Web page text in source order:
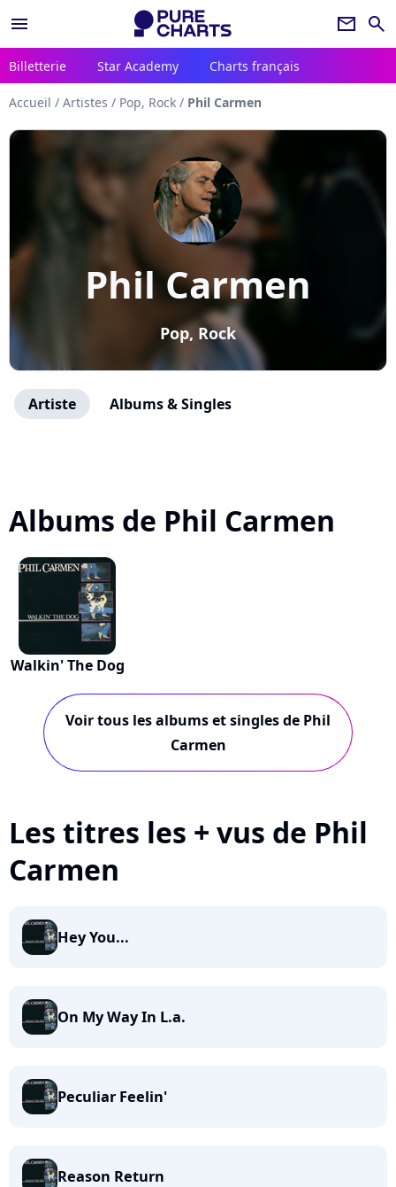
menu newsletter search
Billetterie Star Academy Charts français
Accueil / Artistes / Pop, Rock / Phil Carmen
Phil Carmen
Pop, Rock
Artiste Albums & Singles
Albums de Phil Carmen
Walkin' The Dog
Voir tous les albums et singles de Phil
Carmen
Les titres les + vus de Phil
Carmen
Hey You...
On My Way In L.a.
Peculiar Feelin'
Reason Return